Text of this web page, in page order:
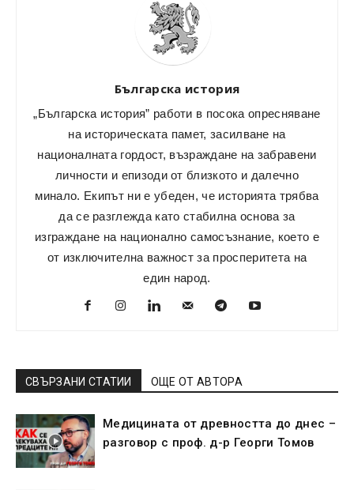
Българска история
„Българска история” работи в посока опресняване
на историческата памет, засилване на
националната гордост, възраждане на забравени
личности и епизоди от близкото и далечно
минало. Екипът ни е убеден, че историята трябва
да се разглежда като стабилна основа за
изграждане на национално самосъзнание, което е
от изключителна важност за просперитета на
един народ.
СВЪРЗАНИ СТАТИИ ОЩЕ ОТ АВТОРА
Медицината от древността до днес –
разговор с проф. д-р Георги Томов